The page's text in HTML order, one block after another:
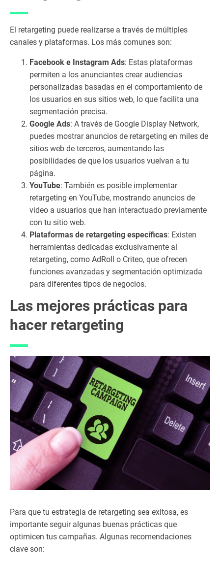
tar
g
pa
tu
ne
Có
m
m
s
ret
ar
ge
tin
1.
8
s
li
l
El retargeting puede realizarse a través de múltiples
canales y plataformas. Los más comunes son:
Facebook e Instagram Ads: Estas plataformas
permiten a los anunciantes crear audiencias
personalizadas basadas en el comportamiento de
los usuarios en sus sitios web, lo que facilita una
segmentación precisa.
Google Ads: A través de Google Display Network,
puedes mostrar anuncios de retargeting en miles de
sitios web de terceros, aumentando las
posibilidades de que los usuarios vuelvan a tu
página.
YouTube: También es posible implementar
retargeting en YouTube, mostrando anuncios de
video a usuarios que han interactuado previamente
con tu sitio web.
Plataformas de retargeting específicas: Existen
herramientas dedicadas exclusivamente al
retargeting, como AdRoll o Criteo, que ofrecen
funciones avanzadas y segmentación optimizada
para diferentes tipos de negocios.
Las mejores prácticas para
hacer retargeting
Para que tu estrategia de retargeting sea exitosa, es
importante seguir algunas buenas prácticas que
optimicen tus campañas. Algunas recomendaciones
clave son: